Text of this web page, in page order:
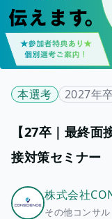
本選考 2027年
【27卒｜最終
接対策セミナー
株式会社
その他コンサル